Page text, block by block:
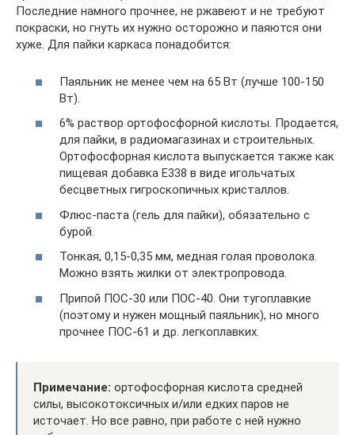
Последние намного прочнее, не ржавеют и не требуют
покраски, но гнуть их нужно осторожно и паяются они
хуже. Для пайки каркаса понадобится:
Паяльник не менее чем на 65 Вт (лучше 100-150
Вт).
6% раствор ортофосфорной кислоты. Продается,
для пайки, в радиомагазинах и строительных.
Ортофосфорная кислота выпускается также как
пищевая добавка E338 в виде игольчатых
бесцветных гигроскопичных кристаллов.
Флюс-паста (гель для пайки), обязательно с
бурой.
Тонкая, 0,15-0,35 мм, медная голая проволока.
Можно взять жилки от электропровода.
Припой ПОС-30 или ПОС-40. Они тугоплавкие
(поэтому и нужен мощный паяльник), но много
прочнее ПОС-61 и др. легкоплавких.
Примечание: ортофосфорная кислота средней
силы, высокотоксичных и/или едких паров не
источает. Но все равно, при работе с ней нужно